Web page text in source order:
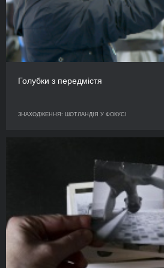
Голубки з передмістя
ЗНАХОДЖЕННЯ: ШОТЛАНДІЯ У ФОКУСІ